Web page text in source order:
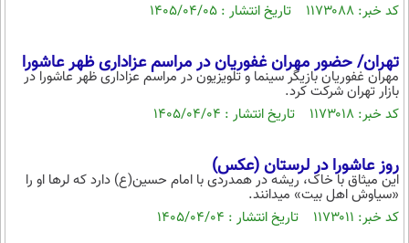
سیاست
گوناگون
داستان کوتاه
آشپزی
کد خبر: ۱۱۷۳۰۸۸ تاریخ انتشار : ۱۴۰۵/۰۴/۰۵
تهران/ حضور مهران غفوریان در مراسم عزاداری ظهر عاشورا
مهران غفوریان بازیگر سینما و تلویزیون در مراسم عزاداری ظهر عاشورا در
بازار تهران شرکت کرد.
کد خبر: ۱۱۷۳۰۱۸ تاریخ انتشار : ۱۴۰۵/۰۴/۰۴
روز عاشورا در لرستان (عکس)
این میثاق با خاک، ریشه در همدردی با امام حسین(ع) دارد که لرها او را
«سیاوش اهل بیت» میدانند.
کد خبر: ۱۱۷۳۰۱۱ تاریخ انتشار : ۱۴۰۵/۰۴/۰۴